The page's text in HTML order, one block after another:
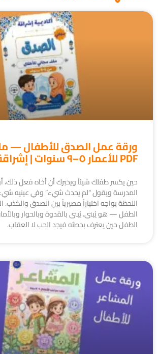
ورقة عمل الصدق للأطفال —
PDF للأعمار ٥–٩ سنوات | إشراقة
حين يكسر طفلك شيئاً ويخبرك أن أخاه فعل
المدرسة ويقول “لم يحدث شيء” وفي عينيه
اللحظة يواجه اختياراً مصيرياً بين الصدق
الطفل — هو يُبنى. يُبنى بالقدوة وبالحوار
الطفل حين يعترف بخطئه فيجد الحب لا العقاب.